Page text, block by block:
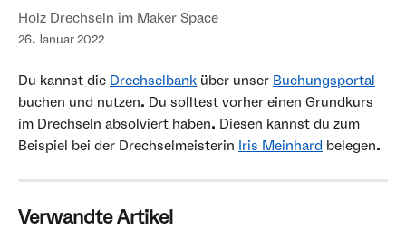
Holz Drechseln im Maker Space
26. Januar 2022
Du kannst die Drechselbank über unser Buchungsportal
buchen und nutzen. Du solltest vorher einen Grundkurs
im Drechseln absolviert haben. Diesen kannst du zum
Beispiel bei der Drechselmeisterin
Iris Meinhard belegen.
Verwandte Artikel